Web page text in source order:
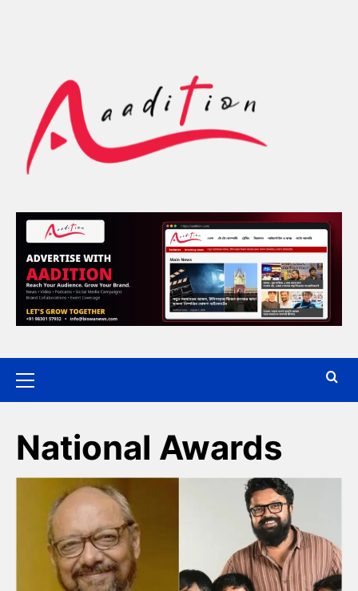
National Awards